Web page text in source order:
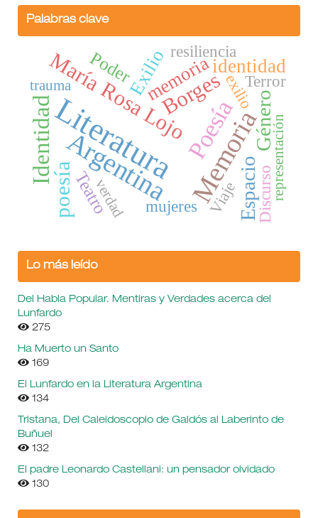
Palabras clave
LiteraturaMemoria
Argentina Poesía
IdentidadMaría Rosa LojoBorges
poesía
Género
Espacio
memoria
Exilio identidad
Poder
Teatro mujeres Viaje
exilioTerror
Discurso
resiliencia
trauma
representación
verdad
Lo más leído
Del Habla Popular. Mentiras y Verdades acerca del
Lunfardo
275
Ha Muerto un Santo
169
El Lunfardo en la Literatura Argentina
134
Tristana, Del Caleidoscopio de Galdós al Laberinto de
Buñuel
132
El padre Leonardo Castellani: un pensador olvidado
130